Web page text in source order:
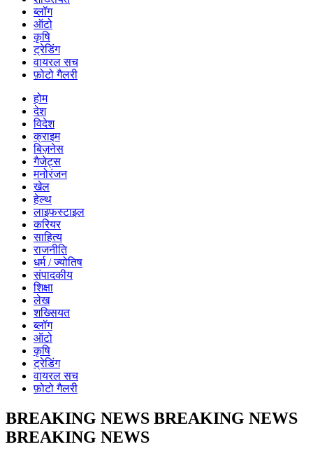
ब्लॉग
ऑटो
कृषि
ट्रेडिंग
वायरल सच
फ़ोटो गैलरी
होम
देश
विदेश
क्राइम
बिज़नेस
गैजेट्स
मनोरंजन
खेल
हेल्थ
लाइफस्टाइल
करियर
साहित्य
राजनीति
धर्म / ज्योतिष
संपादकीय
शिक्षा
लेख
शख्सियत
ब्लॉग
ऑटो
कृषि
ट्रेडिंग
वायरल सच
फ़ोटो गैलरी
BREAKING NEWS BREAKING NEWS
BREAKING NEWS